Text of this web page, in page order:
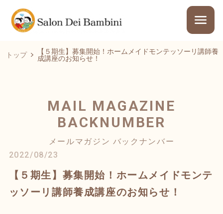
トップ
【５期生】募集開始！ホームメイドモンテッソーリ講師養
成講座のお知らせ！
MAIL MAGAZINE
BACKNUMBER
メールマガジン バックナンバー
2022/08/23
【５期生】募集開始！ホームメイドモンテ
ッソーリ講師養成講座のお知らせ！